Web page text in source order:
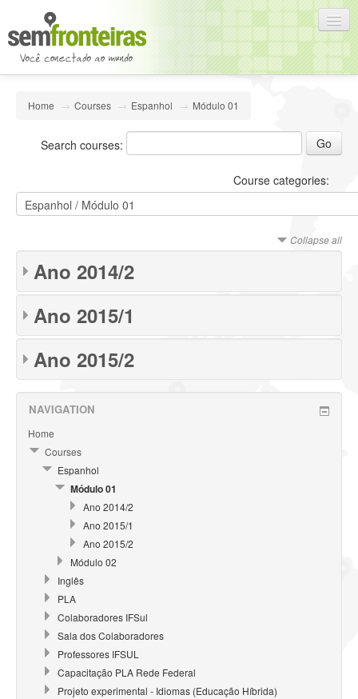
Home → Courses → Espanhol → Módulo 01
Search courses:
Course categories:
Collapse all
Ano 2014/2
Ano 2015/1
Ano 2015/2
NAVIGATION
Home
Courses
Espanhol
Módulo 01
Ano 2014/2
Ano 2015/1
Ano 2015/2
Módulo 02
Inglês
PLA
Colaboradores IFSul
Sala dos Colaboradores
Professores IFSUL
Capacitação PLA Rede Federal
Projeto experimental - Idiomas (Educação Híbrida)